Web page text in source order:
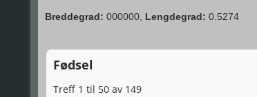
Breddegrad: 000000, Lengdegrad: 0.5274
Fødsel
Treff 1 til 50 av 149